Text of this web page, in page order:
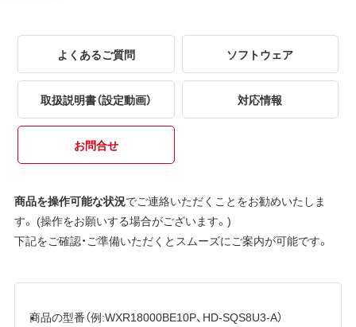
よくあるご質問 ソフトウェア
取扱説明書（設定動画） 対応情報
お問合せ
商品を操作可能な状況でご連絡いただくことをお勧めいたしま
す。 (操作をお願いする場合がございます。)
下記をご確認・ご準備いただくとスムーズにご案内が可能です。
商品の型番（例:WXR18000BE10P、HD-SQS8U3-A）